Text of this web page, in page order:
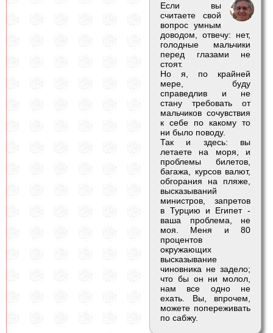
Если вы
считаете свой
вопрос умным
доводом, отвечу: нет,
голодные мальчики
перед глазами не
стоят.
Но я, по крайней
мере, буду
справедлив и не
стану требовать от
мальчиков сочувствия
к себе по какому то
ни было поводу.
Так и здесь: вы
летаете на моря, и
проблемы билетов,
багажа, курсов валют,
обгорания на пляже,
высказываний
министров, запретов
в Турцию и Египет -
ваша проблема, не
моя. Меня и 80
процентов
окружающих
высказывание
чиновника не задело;
что бы он ни молол,
нам все одно не
ехать. Вы, впрочем,
можете попереживать
по сабжу.